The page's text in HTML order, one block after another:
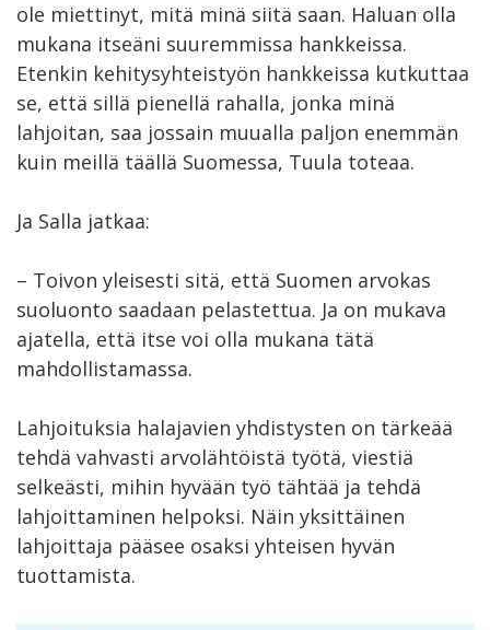
ole miettinyt, mitä minä siitä saan. Haluan olla
mukana itseäni suuremmissa hankkeissa.
Etenkin kehitysyhteistyön hankkeissa kutkuttaa
se, että sillä pienellä rahalla, jonka minä
lahjoitan, saa jossain muualla paljon enemmän
kuin meillä täällä Suomessa, Tuula toteaa.
Ja Salla jatkaa:
– Toivon yleisesti sitä, että Suomen arvokas
suoluonto saadaan pelastettua. Ja on mukava
ajatella, että itse voi olla mukana tätä
mahdollistamassa.
Lahjoituksia halajavien yhdistysten on tärkeää
tehdä vahvasti arvolähtöistä työtä, viestiä
selkeästi, mihin hyvään työ tähtää ja tehdä
lahjoittaminen helpoksi. Näin yksittäinen
lahjoittaja pääsee osaksi yhteisen hyvän
tuottamista.